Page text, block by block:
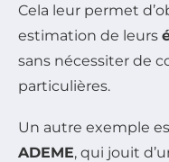
Cela leur permet
estimation de leurs
sans nécessiter de
particulières.
Un autre exemple
ADEME, qui jouit